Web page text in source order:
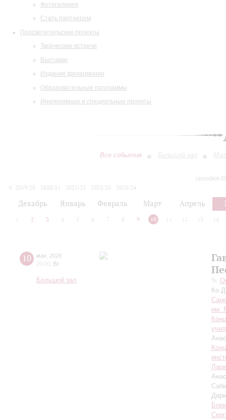
Фотогалерея
Стать партнером
Просветительские проекты
Творческие встречи
Выставки
Издания филармонии
Образовательные программы
Инклюзивные и специальные проекты
Все события Большой зал
сегодня
2019/20
2020/21 2021/22 2022/23
2023/24
Декабрь Январь Февраль Март Апрель
2 3 4 5 6 7 8 9 10 12 13 14
10 мая 2026
20:00 Вс
Большой зал
Ко
им.